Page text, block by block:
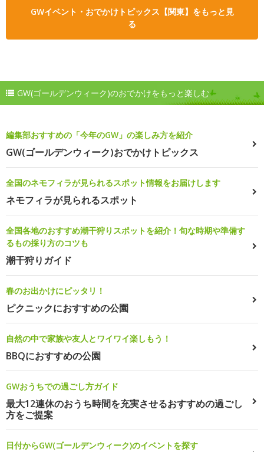
GWイベント・おでかけトピックス【関東】をもっと見
る
GW(ゴールデンウィーク)のおでかけをもっと楽しむ
編集部おすすめの「今年のGW」の楽しみ方を紹介
GW(ゴールデンウィーク)おでかけトピックス
全国のネモフィラが見られるスポット情報をお届けします
ネモフィラが見られるスポット
全国各地のおすすめ潮干狩りスポットを紹介！旬な時期や準備す
るもの採り方のコツも
潮干狩りガイド
春のお出かけにピッタリ！
ピクニックにおすすめの公園
自然の中で家族や友人とワイワイ楽しもう！
BBQにおすすめの公園
GWおうちでの過ごし方ガイド
最大12連休のおうち時間を充実させるおすすめの過ごし
方をご提案
日付からGW(ゴールデンウィーク)のイベントを探す